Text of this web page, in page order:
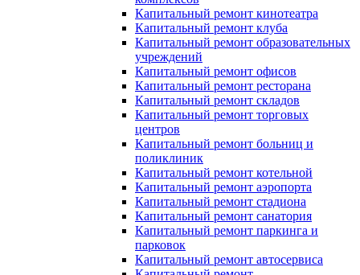
Капитальный ремонт кинотеатра
Капитальный ремонт клуба
Капитальный ремонт образовательных
учреждений
Капитальный ремонт офисов
Капитальный ремонт ресторана
Капитальный ремонт складов
Капитальный ремонт торговых
центров
Капитальный ремонт больниц и
поликлиник
Капитальный ремонт котельной
Капитальный ремонт аэропорта
Капитальный ремонт стадиона
Капитальный ремонт санатория
Капитальный ремонт паркинга и
парковок
Капитальный ремонт автосервиса